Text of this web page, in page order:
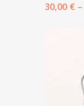
30,00 € –